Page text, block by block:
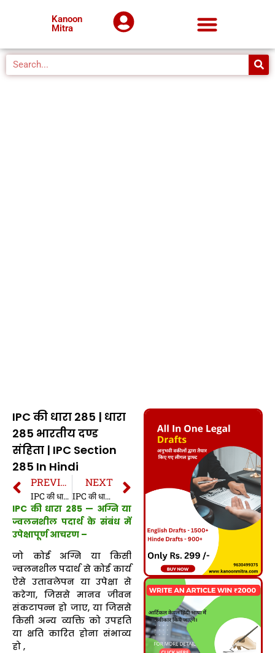
Kanoon
Mitra
IPC की धारा 285 | धारा
285 भारतीय दण्ड
संहिता | IPC Section
285 In Hindi
PREVIOUS
IPC की धारा 284 | धारा 284 भारतीय दण्ड संहिता | IPC Section 284 In Hindi
NEXT
IPC की धारा 286 | धारा 286 भारतीय दण्ड संहिता | IPC Section 286 In Hindi
IPC की धारा 285 — अग्नि या
ज्वलनशील पदार्थ के संबंध में
उपेक्षापूर्ण आचरण –
जो कोई अग्नि या किसी
ज्वलनशील पदार्थ से कोई कार्य
ऐसे उतावलेपन या उपेक्षा से
करेगा, जिससे मानव जीवन
संकटापन्न हो जाए, या जिससे
किसी अन्य व्यक्ति को उपहति
या क्षति कारित होना संभाव्य
हो ,